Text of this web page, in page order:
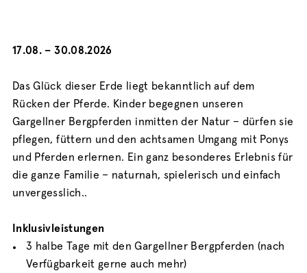
17.08. – 30.08.2026
Das Glück dieser Erde liegt bekanntlich auf dem
Rücken der Pferde. Kinder begegnen unseren
Gargellner Bergpferden inmitten der Natur – dürfen sie
pflegen, füttern und den achtsamen Umgang mit Ponys
und Pferden erlernen. Ein ganz besonderes Erlebnis für
die ganze Familie – naturnah, spielerisch und einfach
unvergesslich..
Inklusivleistungen
3 halbe Tage mit den Gargellner Bergpferden (nach
Verfügbarkeit gerne auch mehr)